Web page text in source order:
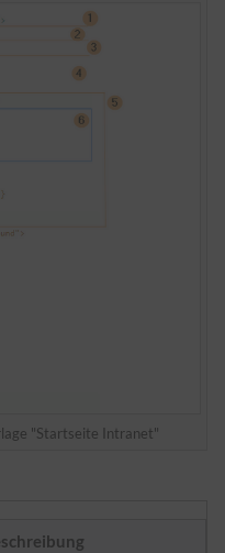
"Startseite Intranet"